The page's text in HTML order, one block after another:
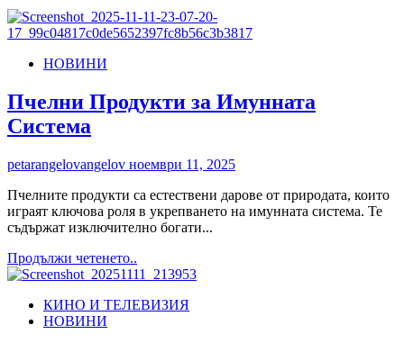
НОВИНИ
Пчелни Продукти за Имунната
Система
petarangelovangelov ноември 11, 2025
Пчелните продукти са естествени дарове от природата, които
играят ключова роля в укрепването на имунната система. Те
съдържат изключително богати...
Продължи четенето..
more
Пчелни
КИНО И ТЕЛЕВИЗИЯ
НОВИНИ